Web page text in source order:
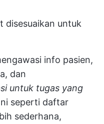
disesuaikan untuk
info pasien,
dan
untuk tugas yang
seperti daftar
sederhana,